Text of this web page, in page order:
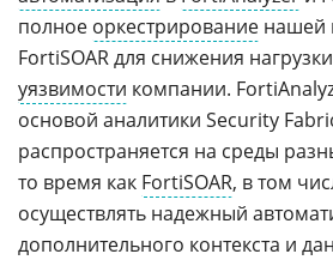
полное оркестрирование нашей
FortiSOAR для снижения
уязвимости компании.
основой аналитики Security
распространяется на среды
то время как FortiSOAR, в том
осуществлять надежный
дополнительного контекста и